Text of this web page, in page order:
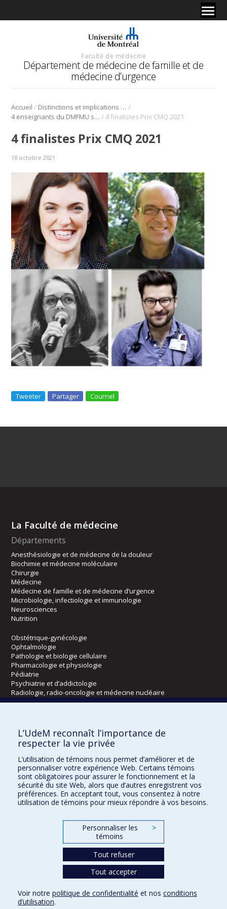
Faculté de médecine
Département de médecine de famille et de
médecine d’urgence
Accueil / Distinctions et implications de nos membres et résidents /
4 enseignants du DMFMU sont finalistes pour les prix 2021 du Collège des médecins du Québec /4 finalistes Prix CMQ 2021
4 finalistes Prix CMQ 2021
18 octobre 2021
Tweeter Partager Courriel
La Faculté de médecine
Départements
Anesthésiologie et de médecine de la douleur
Biochimie et médecine moléculaire
Chirurgie
Médecine
Médecine de famille et de médecine d’urgence
Microbiologie, infectiologie et immunologie
Neurosciences
Nutrition
Obstétrique-gynécologie
Ophtalmologie
Pathologie et biologie cellulaire
Pharmacologie et physiologie
Pédiatrie
Psychiatrie et d’addictologie
Radiologie, radio-oncologie et médecine nucléaire
Kinésiologie et des sciences de l’activité physique
Orthophonie et audiologie
Réadaptation
Directions
DPC
CPASS
L’UdeM reconnaît l’importance de
respecter la vie privée
L’utilisation de témoins nous permet d’améliorer et de
personnaliser votre expérience Web. Certains témoins
sont obligatoires pour assurer le fonctionnement et la
sécurité du site Web, alors que d’autres enregistrent vos
préférences. En acceptant tout, vous consentez à notre
utilisation de témoins pour mieux répondre à vos besoins.
Personnaliser les
témoins
>
Tout refuser
Tout accepter
Voir notre politique de confidentialité et nos conditions
d’utilisation.